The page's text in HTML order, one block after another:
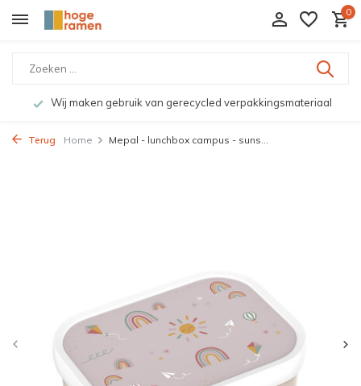
0
Wij maken gebruik van gerecycled verpakkingsmateriaal
Terug Home Mepal - lunchbox campus - suns...